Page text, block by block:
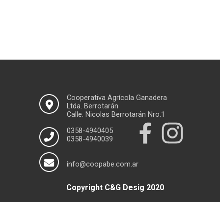
Cooperativa Agrícola Ganadera
Ltda. Berrotarán
Calle. Nicolas Berrotarán Nro.1
0358-4940405
0358-4940039
info@coopabe.com.ar
Copyright C&G Desig 2020